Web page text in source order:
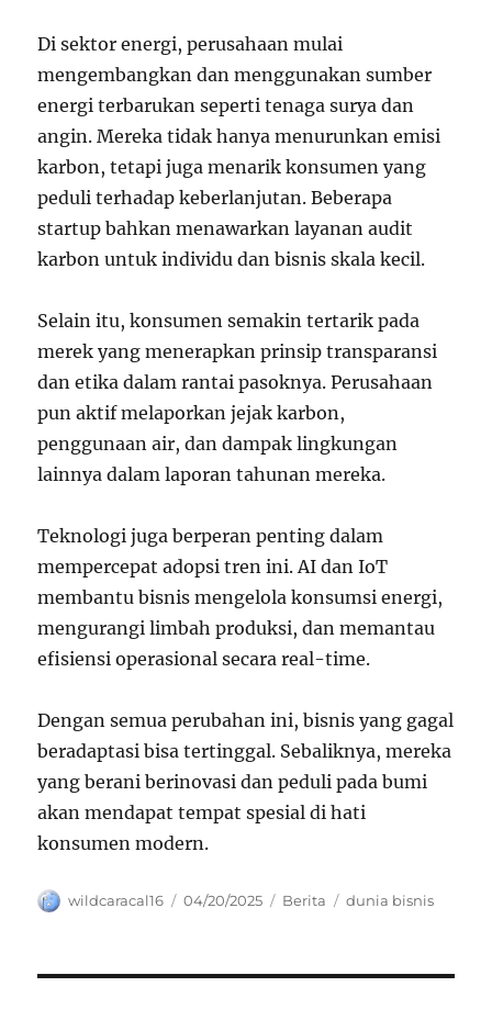
Di sektor energi, perusahaan mulai
mengembangkan dan menggunakan sumber
energi terbarukan seperti tenaga surya dan
angin. Mereka tidak hanya menurunkan emisi
karbon, tetapi juga menarik konsumen yang
peduli terhadap keberlanjutan. Beberapa
startup bahkan menawarkan layanan audit
karbon untuk individu dan bisnis skala kecil.
Selain itu, konsumen semakin tertarik pada
merek yang menerapkan prinsip transparansi
dan etika dalam rantai pasoknya. Perusahaan
pun aktif melaporkan jejak karbon,
penggunaan air, dan dampak lingkungan
lainnya dalam laporan tahunan mereka.
Teknologi juga berperan penting dalam
mempercepat adopsi tren ini. AI dan IoT
membantu bisnis mengelola konsumsi energi,
mengurangi limbah produksi, dan memantau
efisiensi operasional secara real-time.
Dengan semua perubahan ini, bisnis yang gagal
beradaptasi bisa tertinggal. Sebaliknya, mereka
yang berani berinovasi dan peduli pada bumi
akan mendapat tempat spesial di hati
konsumen modern.
Author
wildcaracal16
Posted
04/20/2025 Categories
Berita Tags
dunia bisnis